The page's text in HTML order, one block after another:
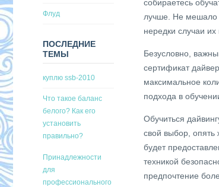
собираетесь
лучше. Не мешало
нередки случаи их
Безусловно,
сертификат
максимальное
подхода в
Обучиться
свой выбор,
будет
техникой
предпочтение
Флуд
ПОСЛЕДНИЕ
ТЕМЫ
куплю ssb-2010
Что такое баланс
белого? Как его
установить
правильно?
Принадлежности
для
профессионального